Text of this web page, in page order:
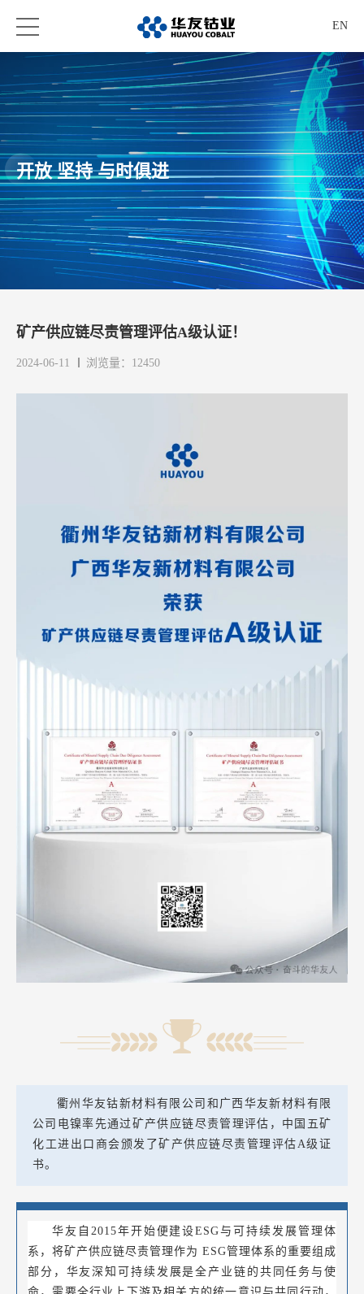
EN
开放 坚持 与时俱进
矿产供应链尽责管理评估A级认证！
2024-06-11 浏览量：12450
衢州华友钴新材料有限公司和广西华友新材料有限
公司电镍率先通过矿产供应链尽责管理评估，中国五矿
化工进出口商会颁发了矿产供应链尽责管理评估A级证
书。
华友自2015年开始便建设ESG与可持续发展管理体
系，将矿产供应链尽责管理作为 ESG管理体系的重要组成
部分，华友深知可持续发展是全产业链的共同任务与使